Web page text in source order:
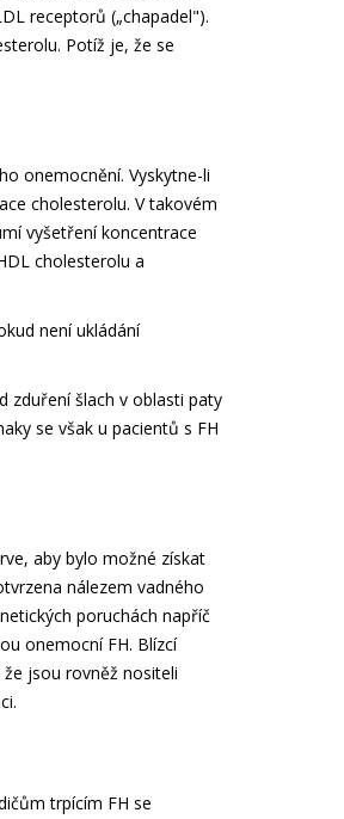
receptorů („chapadel").
Potíž je, že se
onemocnění. Vyskytne-li
cholesterolu. V takovém
vyšetření koncentrace
cholesterolu a
není ukládání
zduření šlach v oblasti paty
se však u pacientů s FH
aby bylo možné získat
nálezem vadného
poruchách napříč
onemocní FH. Blízcí
jsou rovněž nositeli
trpícím FH se